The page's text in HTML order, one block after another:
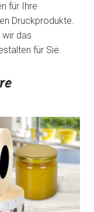
für Ihre
Druckprodukte.
wir das
für Sie.